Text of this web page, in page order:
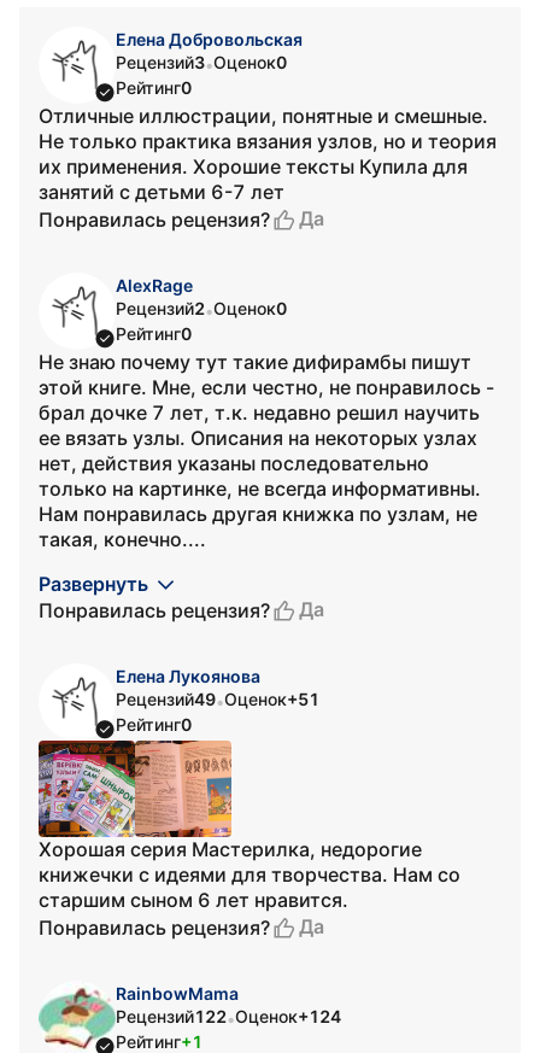
Елена Добровольская
Рецензий3•Оценок0
Рейтинг0
Отличные иллюстрации, понятные и смешные.
Не только практика вязания узлов, но и теория
их применения. Хорошие тексты Купила для
занятий с детьми 6-7 лет
Понравилась рецензия?
Да
AlexRage
Рецензий2•Оценок0
Рейтинг0
Не знаю почему тут такие дифирамбы пишут
этой книге. Мне, если честно, не понравилось -
брал дочке 7 лет, т.к. недавно решил научить
ее вязать узлы. Описания на некоторых узлах
нет, действия указаны последовательно
только на картинке, не всегда информативны.
Нам понравилась другая книжка по узлам, не
такая, конечно....
Развернуть
Понравилась рецензия?
Да
Елена Лукоянова
Рецензий49•Оценок+51
Рейтинг0
Хорошая серия Мастерилка, недорогие
книжечки с идеями для творчества. Нам со
старшим сыном 6 лет нравится.
Понравилась рецензия?
Да
RainbowMama
Рецензий122•Оценок+124
Рейтинг+1